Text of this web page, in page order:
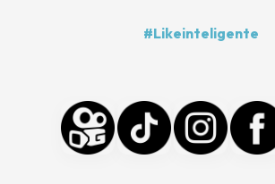
#Likeinteligente